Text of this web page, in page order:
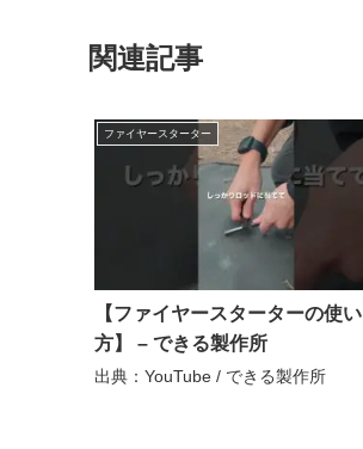
関連記事
ファイヤースターター
【ファイヤースターターの使い
方】 – できる製作所
出典：YouTube / できる製作所